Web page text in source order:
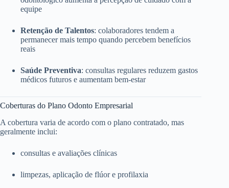
equipe
Retenção de Talentos: colaboradores tendem a
permanecer mais tempo quando percebem benefícios
reais
Saúde Preventiva: consultas regulares reduzem gastos
médicos futuros e aumentam bem-estar
Coberturas do Plano Odonto Empresarial
A cobertura varia de acordo com o plano contratado, mas
geralmente inclui:
consultas e avaliações clínicas
limpezas, aplicação de flúor e profilaxia